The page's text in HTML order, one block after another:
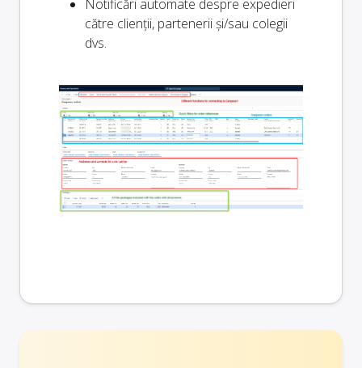
Notificări automate despre expedieri
către clienții, partenerii și/sau colegii
dvs.